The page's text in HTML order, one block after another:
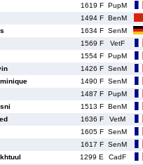
1619 F PupM
1494 F BenM
1634 F SenM
1569 F VetF
1554 F PupM
1426 F SenM
1490 F SenM
1487 F PupM
1513 F BenM
1636 F VetM
1605 F SenM
1617 F SenM
1299 E CadF